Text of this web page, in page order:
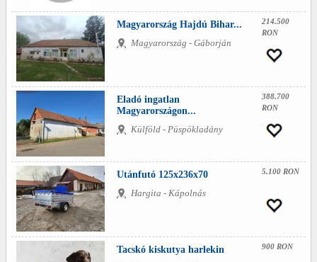
Magyarország Hajdú Bihar...
Magyarország - Gáborján
214.500
RON
Eladó ingatlan
Magyarországon...
Külföld - Püspökladány
388.700
RON
Utánfutó 125x236x70
Hargita - Kápolnás
5.100 RON
Tacskó kiskutya harlekin
900 RON